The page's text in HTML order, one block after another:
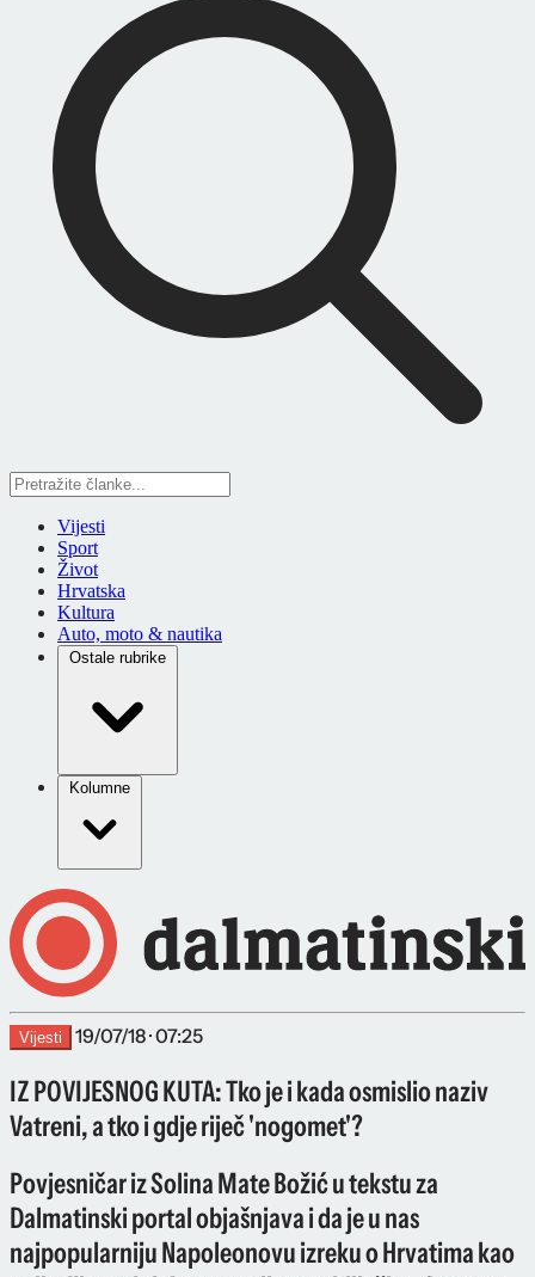
Vijesti
Sport
Život
Hrvatska
Kultura
Auto, moto & nautika
Ostale rubrike
Kolumne
Vijesti 19/07/18 · 07:25
IZ POVIJESNOG KUTA: Tko je i kada osmislio naziv
Vatreni, a tko i gdje riječ 'nogomet'?
Povjesničar iz Solina Mate Božić u tekstu za
Dalmatinski portal objašnjava i da je u nas
najpopularniju Napoleonovu izreku o Hrvatima kao